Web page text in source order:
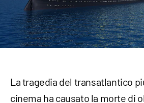
La tragedia del transatlantico
cinema ha causato la morte di